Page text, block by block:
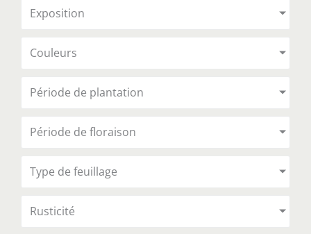
Exposition
Couleurs
Période de plantation
Période de floraison
Type de feuillage
Rusticité